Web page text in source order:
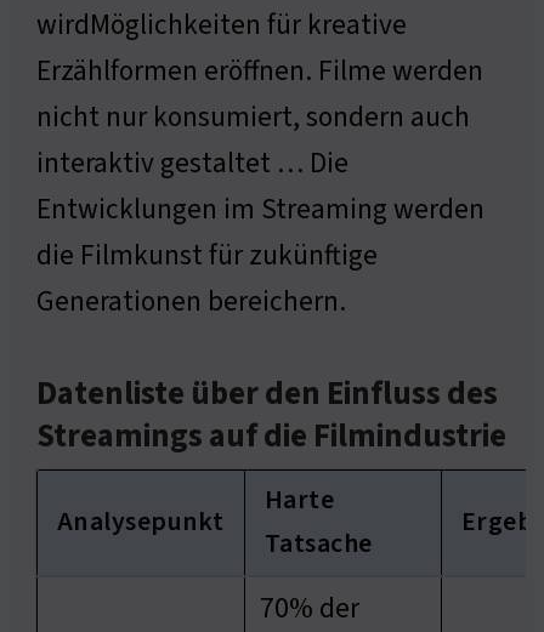
wirdMöglichkeiten für kreative
Erzählformen eröffnen. Filme werden
nicht nur konsumiert, sondern auch
interaktiv gestaltet … Die
Entwicklungen im Streaming werden
die Filmkunst für zukünftige
Generationen bereichern.
Datenliste über den Einfluss des
Streamings auf die Filmindustrie
Analysepunkt
Harte
Tatsache
70% der